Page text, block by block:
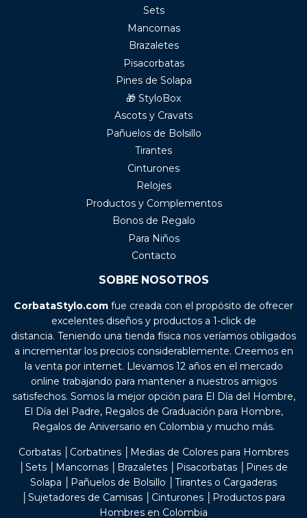
Sets
Mancornas
Brazaletes
Pisacorbatas
Pines de Solapa
🎁 StyloBox
Ascots y Cravats
Pañuelos de Bolsillo
Tirantes
Cinturones
Relojes
Productos y Complementos
Bonos de Regalo
Para Niños
Contacto
SOBRE NOSOTROS
CorbataStylo.com fue creada con el propósito de ofrecer
excelentes diseños y productos a 1-click de
distancia. Teniendo una tienda física nos veríamos obligados
a incrementar los precios considerablemente. Creemos en
la venta por internet. Llevamos 12 años en el mercado
online trabajando para mantener a nuestros amigos
satisfechos. Somos la mejor opción para El Día del Hombre,
El Día del Padre, Regalos de Graduación para Hombre,
Regalos de Aniversario en Colombia y mucho más.
Corbatas │Corbatines │Medias de Colores para Hombres
│Sets │Mancornas │Brazaletes │Pisacorbatas │Pines de
Solapa │Pañuelos de Bolsillo │Tirantes o Cargaderas
│Sujetadores de Camisas │Cinturones │Productos para
Hombres en Colombia